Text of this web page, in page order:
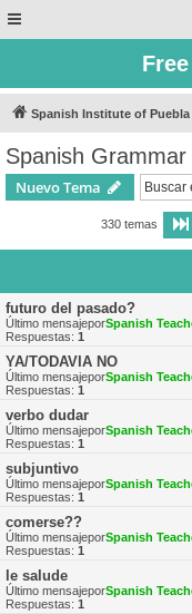
Spanish Institute of Puebla
Spanish Grammar
Nuevo Tema
330 temas
futuro del pasado?
Último mensajeporSpanish
Respuestas: 1
YA/TODAVIA NO
Último mensajeporSpanish
Respuestas: 1
verbo dudar
Último mensajeporSpanish
Respuestas: 1
subjuntivo
Último mensajeporSpanish
Respuestas: 1
comerse??
Último mensajeporSpanish
Respuestas: 1
le salude
Último mensajeporSpanish
Respuestas: 1